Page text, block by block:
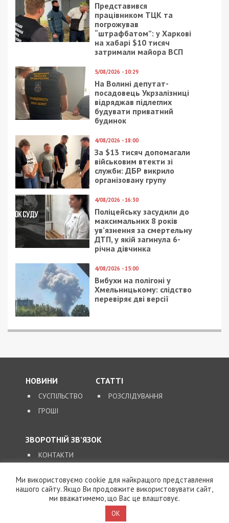
Представився
працівником ТЦК та
погрожував
“штрафбатом”: у Харкові
на хабарі $10 тисяч
затримали майора ВСП
5/08/2026 - 10:29
На Волині депутат-
посадовець Укрзалізниці
відряджав підлеглих
будувати приватний
будинок
4/08/2026 - 18:00
За $13 тисяч допомагали
військовим втекти зі
служби: ДБР викрило
організовану групу
4/08/2026 - 16:30
Поліцейську засудили до
максимальних 8 років
ув’язнення за смертельну
ДТП, у якій загинула 6-
річна дівчинка
4/08/2026 - 15:00
Вибухи на полігоні у
Хмельницькому: слідство
перевіряє дві версії
НОВИНИ
СУСПІЛЬСТВО
ГРОШІ
СТАТТІ
РОЗСЛІДУВАННЯ
ЗВОРОТНІЙ ЗВ’ЯЗОК
КОНТАКТИ
SUPPORT@49000.COM.UA
© 2026, ВСІ ПРАВА ЗАХИЩЕНІ
Ми використовуємо cookie для найкращого представлення
нашого сайту. Якщо Ви продовжите використовувати сайт,
ми вважатимемо, що Вас це влаштовує.
OK